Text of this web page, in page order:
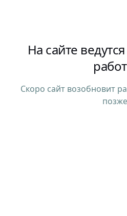
На сайте
Скоро сайт возобновит
позже